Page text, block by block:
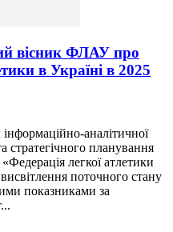
вісник ФЛАУ про
в Україні в 2025
аналітичної
стратегічного планування
легкої атлетики
поточного стану
показниками за